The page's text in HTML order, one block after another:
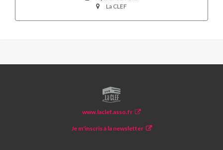
La CLEF
LA
CLEF
www.laclef.asso.fr
Je m'inscris à la newsletter